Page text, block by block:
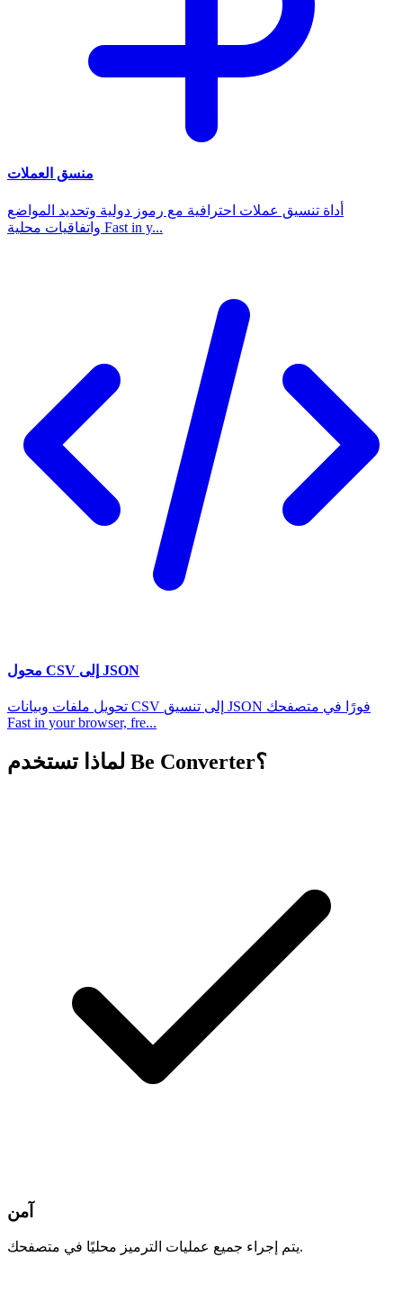
منسق العملات
أداة تنسيق عملات احترافية مع رموز دولية وتحديد المواضع
واتفاقيات محلية Fast in y...
محول CSV إلى JSON
تحويل ملفات وبيانات CSV إلى تنسيق JSON فورًا في متصفحك
Fast in your browser, fre...
لماذا تستخدم Be Converter؟
آمن
يتم إجراء جميع عمليات الترميز محليًا في متصفحك.